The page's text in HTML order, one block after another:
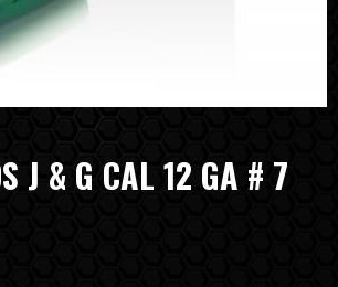
J & G CAL 12 GA # 7